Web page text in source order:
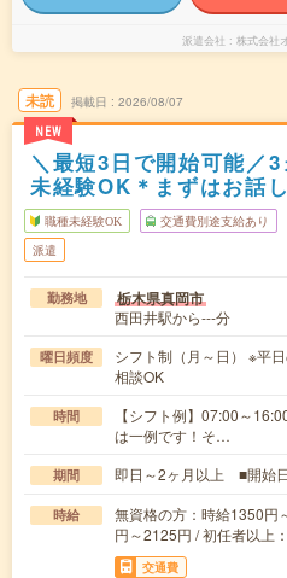
派遣会社 株式会社
未読
NEW
掲載日 2026/08/07
＼最短3日で開始可能／3
未経験OK＊まずはお話
職種未経験OK 交通費別途支給あり
派遣
勤務地 栃木県真岡市
西田井駅から---分
曜日頻度
シフト制（月～日） ※平
相談OK
時間
【シフト例】07:00～
は一例です！そ…
期間 即日～2ヶ月以上 ■開始
時給
無資格の方：時給1350円
円～2125円 / 初任者以上
交通費